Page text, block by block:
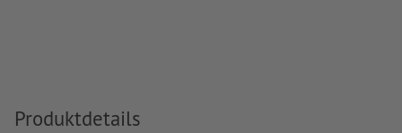
Farbmodus:CMYK, FOGRA51 (PSO Coated v3) für
Produktdetails